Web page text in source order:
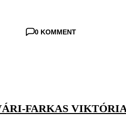
0 KOMMENT
FARKAS